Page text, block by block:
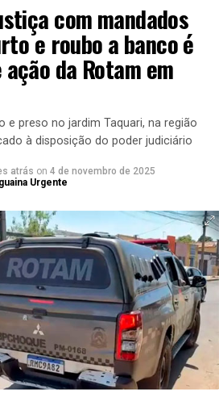
com mandados
e roubo a banco é
da Rotam em
e preso no jardim Taquari, na região
à disposição do poder judiciário
atrás on 4 de novembro de 2025
Urgente